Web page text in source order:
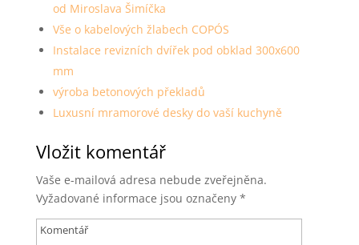
od Miroslava Šimíčka
Vše o kabelových žlabech COPÓS
Instalace revizních dvířek pod obklad 300x600
mm
výroba betonových překladů
Luxusní mramorové desky do vaší kuchyně
Vložit komentář
Vaše e-mailová adresa nebude zveřejněna.
Vyžadované informace jsou označeny *